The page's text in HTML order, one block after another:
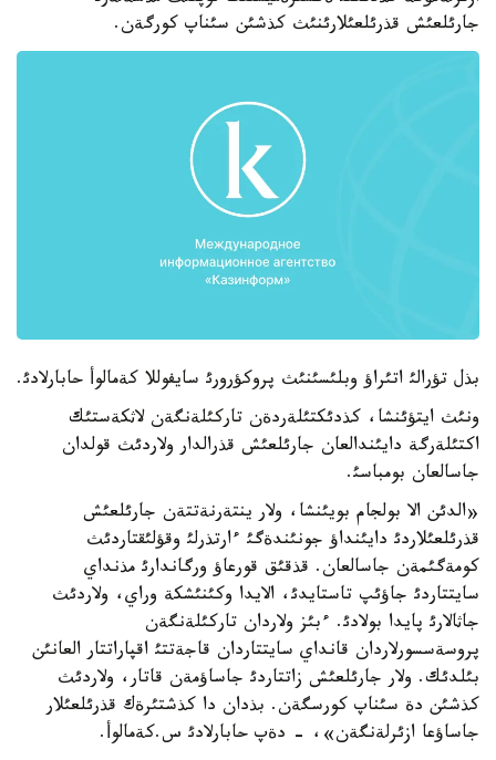
جارئلعئش قذرئلعئلارئنئث كذشئن سئناپ كورگةن.
بذل تؤرالئ اتئراؤ وبلئسئنئث پروكؤرورئ سايفوللا كةمالوأ حابارلادئ.
ونئث ايتؤئنشا، كذدئكتئلةردةن تاركئلةنگةن لاثكةستئك
اكتئلةرگة دايئندالعان جارئلعئش قذرالدار ولاردئث قولدان
جاسالعان بومباسئ.
«الدئن الا بولجام بويئنشا، ولار ينتةرنةتتةن جارئلعئش
قذرئلعئلاردئ دايئنداؤ جونئندةگئ ءارتذرلئ وقؤلئقتاردئث
كومةگئمةن جاسالعان. قذقئق قورعاؤ ورگاندارئ مذنداي
سايتتاردئ جاؤئپ تاستايدئ، الايدا وكئنئشكة وراي، ولاردئث
جاثالارئ پايدا بولادئ. ءبئز ولاردان تاركئلةنگةن
پروسةسسورلاردان قانداي سايتتاردان قاجةتتئ اقپاراتتار العانئن
بئلدئك. ولار جارئلعئش زاتتاردئ جاساؤمةن قاتار، ولاردئث
كذشئن دة سئناپ كورسگةن. بذدان دا كذشتئرةك قذرئلعئلار
جاساؤعا ازئرلةنگةن»، - دةپ حابارلادئ س.كةمالوأ.